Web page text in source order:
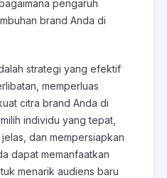
pengaruh
brand Anda di
strategi yang efektif
memperluas
citra brand Anda di
individu yang tepat,
dan mempersiapkan
dapat memanfaatkan
menarik audiens baru